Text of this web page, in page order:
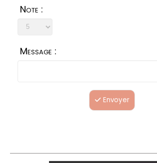
Note :
Message :
Envoyer